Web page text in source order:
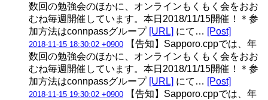
数回の勉強会のほかに、オンラインもくもく会をおお
むね毎週開催しています。本日2018/11/15開催！＊参
加方法はconnpassグループ [URL] にて… [Post]
2018-11-15 18:30:02 +0900 【告知】Sapporo.cppでは、年
数回の勉強会のほかに、オンラインもくもく会をおお
むね毎週開催しています。本日2018/11/15開催！＊参
加方法はconnpassグループ [URL] にて… [Post]
2018-11-15 19:30:02 +0900 【告知】Sapporo.cppでは、年